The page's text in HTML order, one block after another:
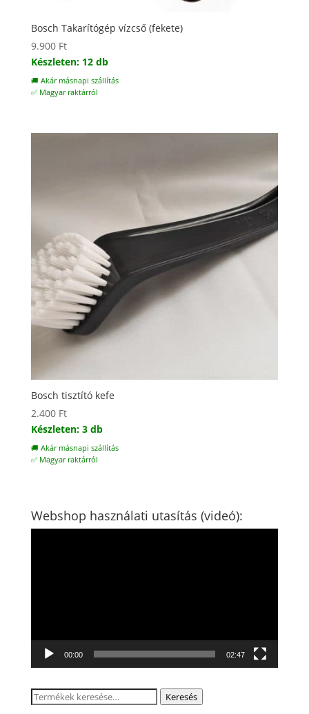
Bosch Takarítógép vízcső (fekete)
9.900 Ft
Készleten: 12 db
🚚 Akár másnapi szállítás
✅ Magyar raktárról
Bosch tisztító kefe
2.400 Ft
Készleten: 3 db
🚚 Akár másnapi szállítás
✅ Magyar raktárról
Webshop használati utasítás (videó):
00:00 02:47
Keresés
Keresés